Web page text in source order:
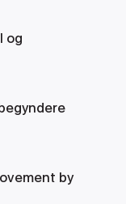
og
by